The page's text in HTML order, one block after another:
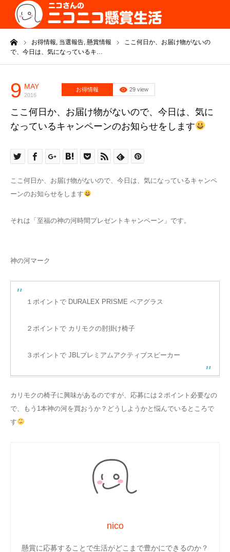
お得情報, 当選報告, 懸賞情報
ここ何日か、お届け物がないの
で、今日は、気になっているキ…
9 MAY
2016
お得情報 29 view
ここ何日か、お届け物がないので、今日は、気に
なっているキャンペーンのお知らせをします
ここ何日か、お届け物がないので、今日は、気になっているキャンペ
ーンのお知らせをします
それは「至福の神の河時間プレゼントキャンペーン」です。
神の河マーク
１ポイントで DURALEX PRISME ペアグラス
２ポイントで カリモクの肘掛け椅子
３ポイントで JBLプレミアムアクティブスピーカー
カリモクの椅子に興味があるのですが、応募には２ポイント必要なの
で、もう1本神の河を買おうか？どうしようかと悩んでいるところで
す
nico
懸賞に応募することで生活がどこまで豊かにできるのか？